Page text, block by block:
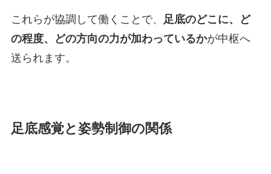
これらが協調して働くことで、 足底のどこに、ど
の程度、どの方向の力が加わっているかが中枢へ
送られます。
足底感覚と姿勢制御の関係